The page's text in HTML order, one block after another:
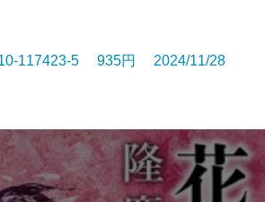
117423-5 935円 2024/11/28